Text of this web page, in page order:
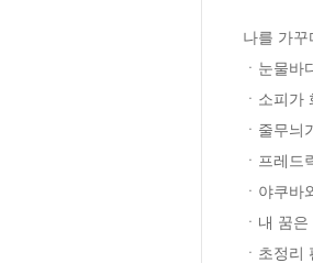
나를 가꾸
ㆍ눈물바
ㆍ소피가
ㆍ줄무늬
ㆍ프레드
ㆍ야쿠바
ㆍ내 꿈은
ㆍ초정리